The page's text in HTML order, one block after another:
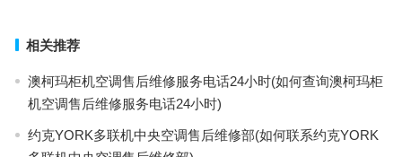
相关推荐
澳柯玛柜机空调售后维修服务电话24小时(如何查询澳柯玛柜
机空调售后维修服务电话24小时)
约克YORK多联机中央空调售后维修部(如何联系约克YORK